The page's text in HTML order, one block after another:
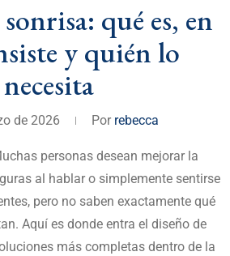
qué es, en
y quién lo
necesita
de 2026 Por rebecca
personas desean mejorar la
al hablar o simplemente sentirse
pero no saben exactamente qué
Aquí es donde entra el diseño de
más completas dentro de la